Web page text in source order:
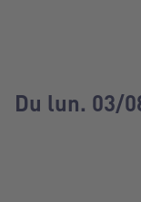
Du lun. 03/